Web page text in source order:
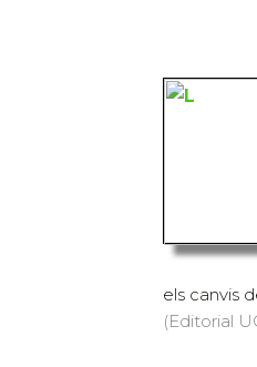
els canvis
(Editorial